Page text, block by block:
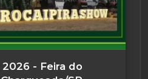
- Feira do